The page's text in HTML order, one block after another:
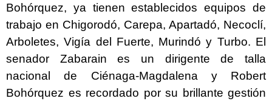
Bohórquez, ya tienen establecidos equipos de
trabajo en Chigorodó, Carepa, Apartadó, Necoclí,
Arboletes, Vigía del Fuerte, Murindó y Turbo. El
senador Zabarain es un dirigente de talla
nacional de Ciénaga-Magdalena y Robert
Bohórquez es recordado por su brillante gestión